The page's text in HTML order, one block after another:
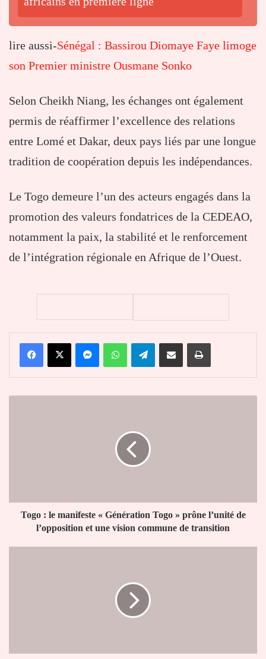
lire aussi-Sénégal : Bassirou Diomaye Faye limoge
son Premier ministre Ousmane Sonko
Selon Cheikh Niang, les échanges ont également
permis de réaffirmer l’excellence des relations
entre Lomé et Dakar, deux pays liés par une longue
tradition de coopération depuis les indépendances.
Le Togo demeure l’un des acteurs engagés dans la
promotion des valeurs fondatrices de la CEDEAO,
notamment la paix, la stabilité et le renforcement
de l’intégration régionale en Afrique de l’Ouest.
FacebookX MessengerWhatsAppTelegramPartager par email Imprimer
prône
l’unitéTogo : le manifeste « Génération Togo » prône l’unité de
l’opposition et une vision commune de transition
des